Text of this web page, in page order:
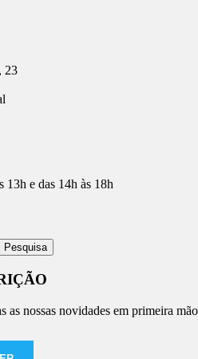
23
13h e das 14h às 18h
as nossas novidades em primeira